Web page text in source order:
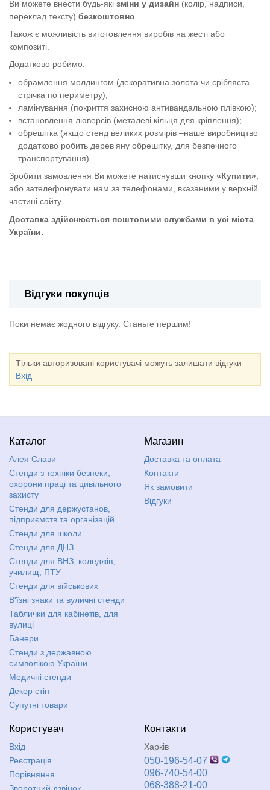
Ви можете внести будь-які зміни у дизайн (колір, надписи,
переклад тексту) безкоштовно
Також є можливість виготовлення виробів на жесті або
композиті.
Додатково робимо:
обрамлення молдингом (декоративна золота чи срібляста
стрічка по периметру);
ламінування (покриття захисною антивандальною плівкою);
встановлення люверсів (металеві кільця для кріплення);
обрешітка (якщо стенд великих розмірів –наше виробництво
додатково робить дерев’яну обрешітку, для безпечного
транспортування).
Зробити замовлення Ви можете натиснувши кнопку «Купити»
або зателефонувати нам за телефонами, вказаними у верхній
частині сайту.
Доставка здійснюється поштовими службами в усі міста
України.
Відгуки покупців
Поки немає жодного відгуку. Станьте першим!
Тільки авторизовані користувачі можуть залишати відгуки
Вхід
Каталог
Алея Слави
Стенди з техніки безпеки,
охорони праці та цивільного
захисту
Стенди для держустанов,
підприємств та організацій
Стенди для школи
Стенди для ДНЗ
Стенди для ВНЗ, коледжів,
училищ, ПТУ
Стенди для військових
В'їзні знаки та вуличні стенди
Таблички для кабінетів, для
вулиці
Банери
Стенди з державною
символікою України
Медичні стенди
Декор стін
Супутні товари
Магазин
Доставка та оплата
Контакти
Як замовити
Відгуки
Користувач
Вхід
Реєстрація
Порівняння
Зворотний дзвінок
Контакти
Харків
050-196-54-07
096-740-54-00
068-388-21-00